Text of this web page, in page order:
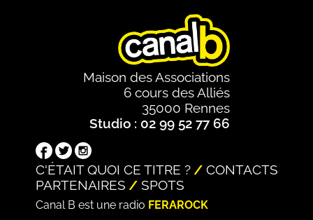
Maison des Associations
6 cours des Alliés
35000 Rennes
Studio : 02 99 52 77 66
C'ÉTAIT QUOI CE TITRE ?
CONTACTS
PARTENAIRES
SPOTS
Canal B est une radio FERAROCK